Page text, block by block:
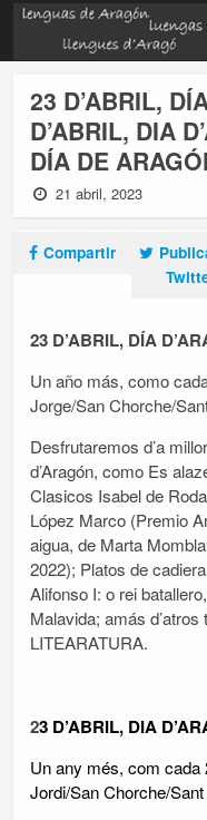
23 D’ABRIL,
D’ABRIL, DIA
DÍA DE
21 abril, 2023
Compartir
23 D’ABRIL, DÍA
Un año más, como
Jorge/San Chorche/
Desfrutaremos d’a
d’Aragón, como Es
Clasicos Isabel de
López Marco (Premio
aigua, de Marta
2022); Platos de
Alifonso I: o rei
Malavida; amás d’atros
LITEARATURA.
23 D’ABRIL, DIA
Un any més, com cada
Jordi/San Chorche/